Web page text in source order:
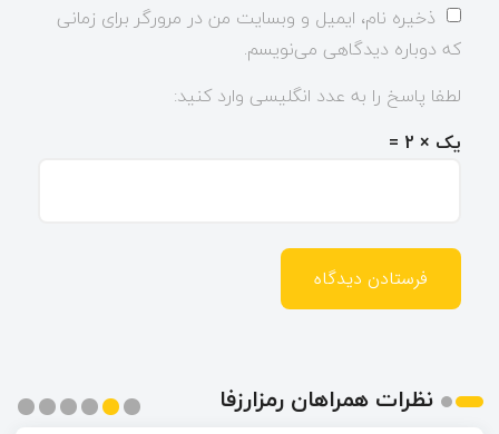
ذخیره نام، ایمیل و وبسایت من در مرورگر برای زمانی
که دوباره دیدگاهی می‌نویسم.
لطفا پاسخ را به عدد انگلیسی وارد کنید:
یک × 2 =
نظرات همراهان رمزارزفا